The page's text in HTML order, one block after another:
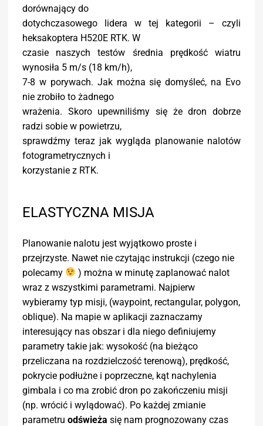
dorównający do
dotychczasowego lidera w tej kategorii – czyli
heksakoptera H520E RTK. W
czasie naszych testów średnia prędkość wiatru
wynosiła 5 m/s (18 km/h),
7-8 w porywach. Jak można się domyśleć, na Evo
nie zrobiło to żadnego
wrażenia. Skoro upewniliśmy się że dron dobrze
radzi sobie w powietrzu,
sprawdźmy teraz jak wygląda planowanie nalotów
fotogrametrycznych i
korzystanie z RTK.
ELASTYCZNA MISJA
Planowanie nalotu jest wyjątkowo proste i
przejrzyste. Nawet nie czytając instrukcji (czego nie
polecamy
) można w minutę zaplanować nalot
wraz z wszystkimi parametrami. Najpierw
wybieramy typ misji, (waypoint, rectangular, polygon,
oblique). Na mapie w aplikacji zaznaczamy
interesujący nas obszar i dla niego definiujemy
parametry takie jak: wysokość (na bieżąco
przeliczana na rozdzielczość terenową), prędkość,
pokrycie podłużne i poprzeczne, kąt nachylenia
gimbala i co ma zrobić dron po zakończeniu misji
(np. wrócić i wylądować). Po każdej zmianie
parametru odświeża się nam prognozowany czas